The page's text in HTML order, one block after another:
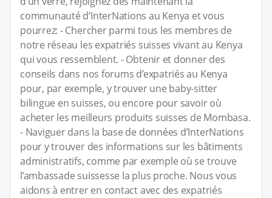
communauté d’InterNations au Kenya et vous
pourrez: - Chercher parmi tous les membres de
notre réseau les expatriés suisses vivant au Kenya
qui vous ressemblent. - Obtenir et donner des
conseils dans nos forums d’expatriés au Kenya
pour, par exemple, y trouver une baby-sitter
bilingue en suisses, ou encore pour savoir où
acheter les meilleurs produits suisses de Mombasa.
- Naviguer dans la base de données d’InterNations
pour y trouver des informations sur les bâtiments
administratifs, comme par exemple où se trouve
l’ambassade suissesse la plus proche. Nous vous
aidons à entrer en contact avec des expatriés